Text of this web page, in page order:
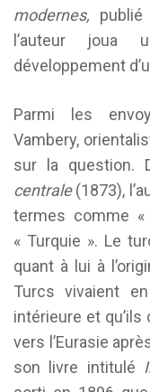
modernes,
l’auteur joua
développement
Parmi les
Vambery,
sur la question.
centrale(1873),
termes comme
« Turquie ». Le
quant à lui à
Turcs vivaient
intérieure et
vers l’Eurasie
son livre intitulé